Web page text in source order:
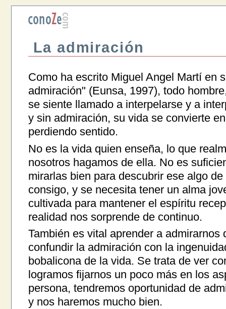
La admiración
Como ha escrito Miguel Angel Martí en
admiración" (Eunsa, 1997), todo
se siente llamado a interpelarse y a
y sin admiración, su vida se convierte
perdiendo sentido.
No es la vida quien enseña, lo que
nosotros hagamos de ella. No es
mirarlas bien para descubrir ese algo
consigo, y se necesita tener un alma
cultivada para mantener el espíritu
realidad nos sorprende de continuo.
También es vital aprender a
confundir la admiración con la
bobalicona de la vida. Se trata de ver
logramos fijarnos un poco más en los
persona, tendremos oportunidad de
y nos haremos mucho bien.